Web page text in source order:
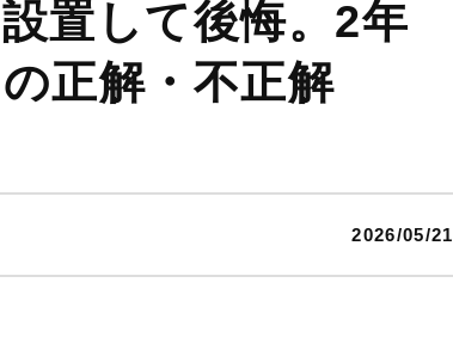
置して後悔。2年
正解・不正解
2026/05/21